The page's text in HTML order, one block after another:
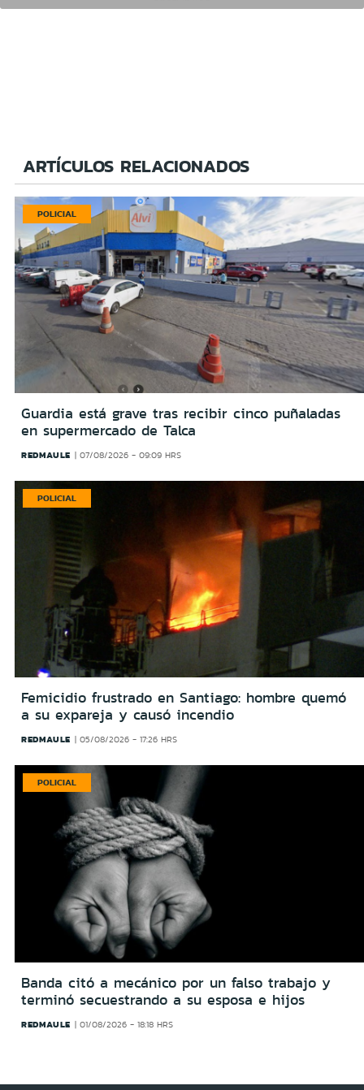
ARTÍCULOS RELACIONADOS
POLICIAL
Guardia está grave tras recibir cinco puñaladas
en supermercado de Talca
REDMAULE 07/08/2026 - 09:09 HRS
POLICIAL
Femicidio frustrado en Santiago: hombre quemó
a su expareja y causó incendio
REDMAULE 05/08/2026 - 17:26 HRS
POLICIAL
Banda citó a mecánico por un falso trabajo y
terminó secuestrando a su esposa e hijos
REDMAULE 01/08/2026 - 18:18 HRS